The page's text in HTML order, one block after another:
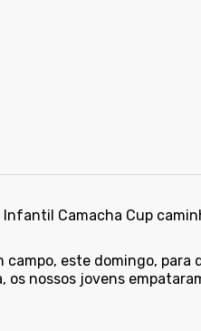
Camacha Cup
este domingo, para
nossos jovens